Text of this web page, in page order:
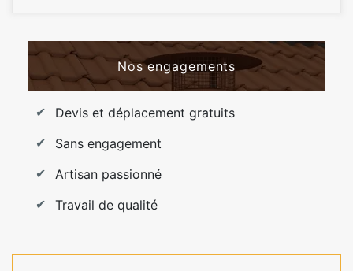
Nos engagements
Devis et déplacement gratuits
Sans engagement
Artisan passionné
Travail de qualité